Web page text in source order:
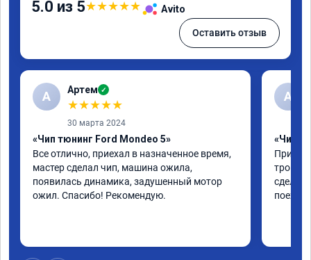
5.0 из 5★★★★★ Avito
Оставить отзыв
А Артем ✓
★★★★★
30 марта 2024
«Чип тюнинг Ford Mondeo 5»
Все отлично, приехал в назначенное время,
мастер сделал чип, машина ожила,
появилась динамика, задушенный мотор
ожил. Спасибо! Рекомендую.
А
«Чип
троила